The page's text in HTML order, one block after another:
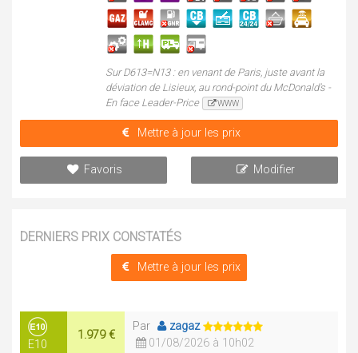
Sur D613=N13 : en venant de Paris, juste avant la
déviation de Lisieux, au rond-point du McDonald's -
En face Leader-Price
WWW
Mettre à jour les prix
Favoris Modifier
DERNIERS PRIX CONSTATÉS
Mettre à jour les prix
E10
1.979 €
Par
zagaz
01/08/2026 à 10h02